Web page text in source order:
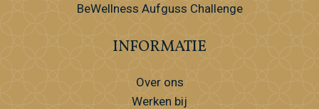
BeWellness Aufguss Challenge
INFORMATIE
Over ons
Werken bij